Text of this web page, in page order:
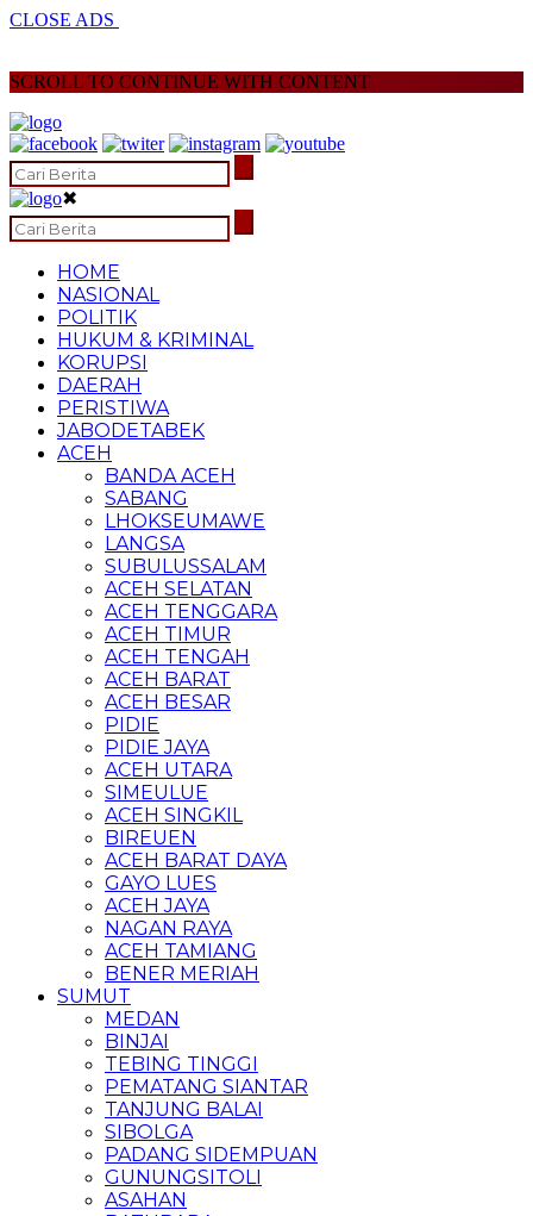
CLOSE ADS
SCROLL TO CONTINUE WITH CONTENT
✖
HOME
NASIONAL
POLITIK
HUKUM & KRIMINAL
KORUPSI
DAERAH
PERISTIWA
JABODETABEK
ACEH
BANDA ACEH
SABANG
LHOKSEUMAWE
LANGSA
SUBULUSSALAM
ACEH SELATAN
ACEH TENGGARA
ACEH TIMUR
ACEH TENGAH
ACEH BARAT
ACEH BESAR
PIDIE
PIDIE JAYA
ACEH UTARA
SIMEULUE
ACEH SINGKIL
BIREUEN
ACEH BARAT DAYA
GAYO LUES
ACEH JAYA
NAGAN RAYA
ACEH TAMIANG
BENER MERIAH
SUMUT
MEDAN
BINJAI
TEBING TINGGI
PEMATANG SIANTAR
TANJUNG BALAI
SIBOLGA
PADANG SIDEMPUAN
GUNUNGSITOLI
ASAHAN